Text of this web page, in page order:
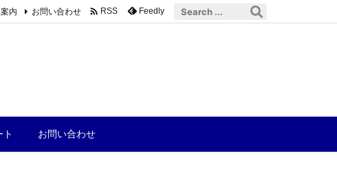
お問い合わせ
内 お問い合わせ  RSS Feedly